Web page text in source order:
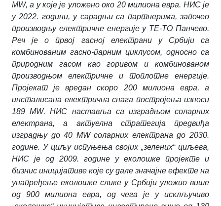
MW, а у које је уложено око 20 милиона евра. НИС је
у 2022. години, у сарадњи са партнерима, започео
производњу електричне енергије у ТЕ-ТО Панчево.
Реч је о првој гасној електрани у Србији са
комбинованим гасно-парним циклусом, односно са
природним гасом као горивом и комбинованом
производњом електричне и топлотне енергије.
Пројекат је вредан скоро 200 милиона евра, а
инсталисана електрична снага постројења износи
189MW. НИС наставља са изградњом соларних
електрана, а актуелна стратегија предвиђа
изградњу до 40 MW соларних електрана до 2030.
године. У циљу испуњења својих „зелених“ циљева,
НИС је од 2009. године у еколошке пројекте и
бизнис иницијативе које су дале значајне ефекте на
унапређење еколошке слике у Србији уложио више
од 900 милиона евра, од чега је у исклључиво